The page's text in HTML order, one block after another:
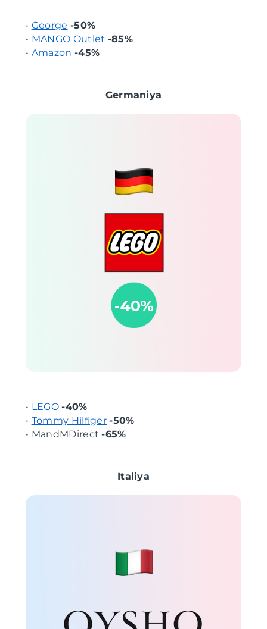
• George -50%
• MANGO Outlet -85%
• Amazon -45%
Germaniya
• LEGO -40%
• Tommy Hilfiger -50%
• MandMDirect-65%
Italiya